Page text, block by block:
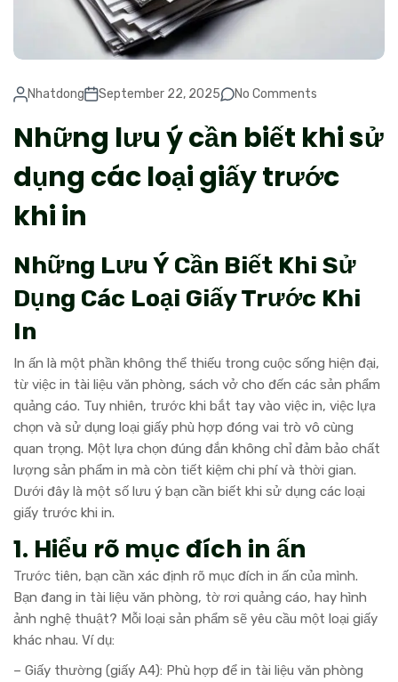
Nhatdong September 22, 2025 No Comments
Những lưu ý cần biết khi sử
dụng các loại giấy trước
khi in
Những Lưu Ý Cần Biết Khi Sử
Dụng Các Loại Giấy Trước Khi
In
In ấn là một phần không thể thiếu trong cuộc sống hiện đại,
từ việc in tài liệu văn phòng, sách vở cho đến các sản phẩm
quảng cáo. Tuy nhiên, trước khi bắt tay vào việc in, việc lựa
chọn và sử dụng loại giấy phù hợp đóng vai trò vô cùng
quan trọng. Một lựa chọn đúng đắn không chỉ đảm bảo chất
lượng sản phẩm in mà còn tiết kiệm chi phí và thời gian.
Dưới đây là một số lưu ý bạn cần biết khi sử dụng các loại
giấy trước khi in.
1. Hiểu rõ mục đích in ấn
Trước tiên, bạn cần xác định rõ mục đích in ấn của mình.
Bạn đang in tài liệu văn phòng, tờ rơi quảng cáo, hay hình
ảnh nghệ thuật? Mỗi loại sản phẩm sẽ yêu cầu một loại giấy
khác nhau. Ví dụ:
– Giấy thường (giấy A4): Phù hợp để in tài liệu văn phòng